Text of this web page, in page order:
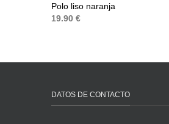
Polo liso naranja
19.90 €
DATOS DE CONTACTO